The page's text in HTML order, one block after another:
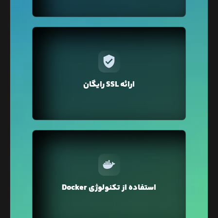
ارائه SSL رایگان
در لیارا برای دامنه‌ی‌ اختصاصی‌تان فقط با یک کلیک
می‌توانید گواهی SSL را تهیه کنید. نگران تمدید هم
شما تمدید می‌کند.
استفاده از تکنولوژی Docker
وبسایت شما استفاده می‌شود که محیطی ایزوله و
ایمن را برای اجرای وبسایت شما فراهم می‌کند.